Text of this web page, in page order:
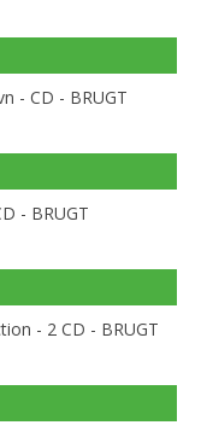
- CD - BRUGT
- BRUGT
- 2 CD - BRUGT